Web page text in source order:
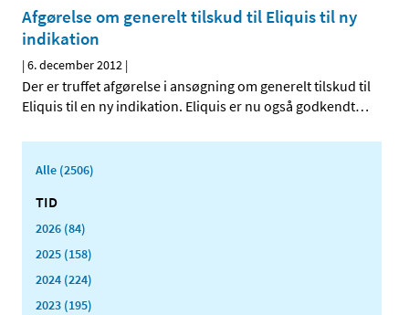
Afgørelse om generelt tilskud til Eliquis til ny
indikation
|6. december 2012 |
Der er truffet afgørelse i ansøgning om generelt tilskud til
Eliquis til en ny indikation. Eliquis er nu også godkendt…
Alle (2506)
TID
2026 (84)
2025 (158)
2024 (224)
2023 (195)